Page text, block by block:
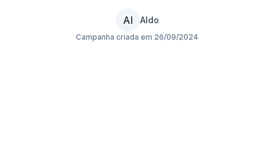
Al Aldo
Campanha criada em 26/09/2024